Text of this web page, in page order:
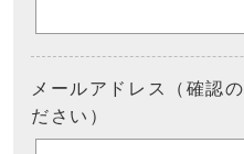
メールアドレス（確認
ださい）